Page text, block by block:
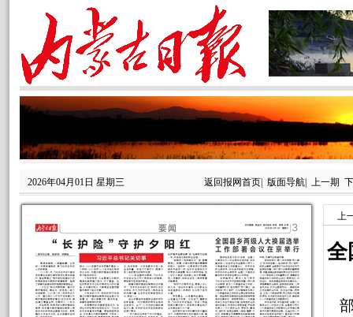
2026年04月01日 星期三 返回报网首页| 版面导航| 上一期
上
全